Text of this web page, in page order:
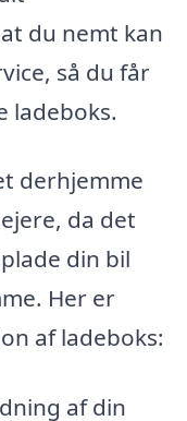
du nemt kan
så du får
ladeboks.
derhjemme
da det
din bil
Her er
af ladeboks:
af din